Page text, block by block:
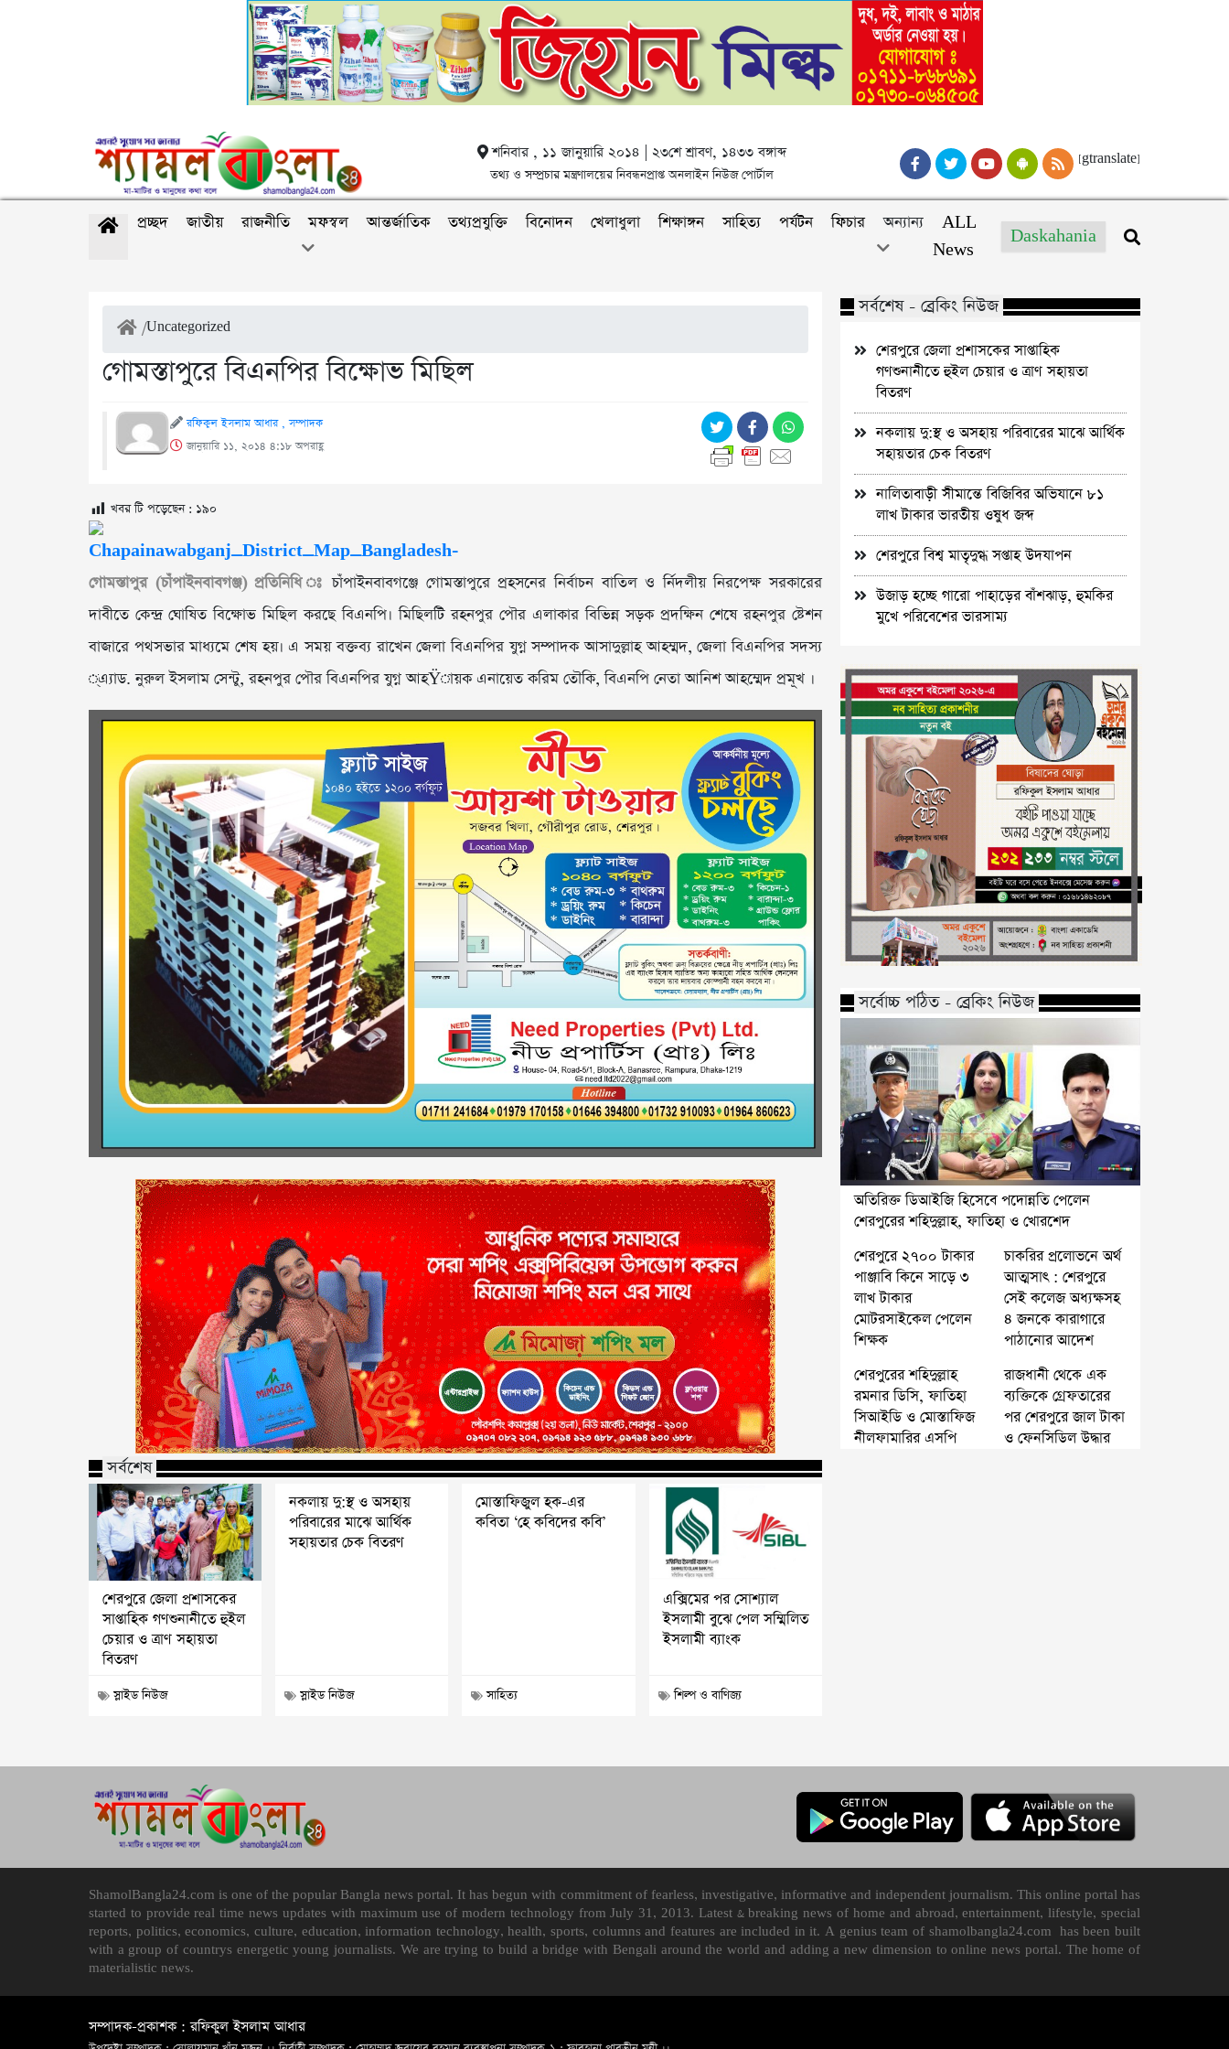
শনিবার , ১১ জানুয়ারি ২০১৪ | ২৩শে শ্রাবণ, ১৪৩৩ বঙ্গাব্দ
তথ্য ও সম্প্রচার মন্ত্রণালয়ের নিবন্ধনপ্রাপ্ত অনলাইন নিউজ পোর্টাল
[gtranslate]
প্রচ্ছদ জাতীয় রাজনীতি মফস্বল আন্তর্জাতিক তথ্যপ্রযুক্তি বিনোদন খেলাধুলা শিক্ষাঙ্গন সাহিত্য পর্যটন ফিচার অন্যান্য
ALL
News
Daskahania
/Uncategorized
গোমস্তাপুরে বিএনপির বিক্ষোভ মিছিল
রফিকুল ইসলাম আধার , সম্পাদক
জানুয়ারি ১১, ২০১৪ ৪:১৮ অপরাহ্ণ
খবর টি পড়েছেন : ১৯০
গোমস্তাপুর (চাঁপাইনবাবগঞ্জ) প্রতিনিধি ঃ চাঁপাইনবাবগঞ্জে গোমস্তাপুরে প্রহসনের নির্বাচন বাতিল ও র্নিদলীয় নিরপেক্ষ সরকারের
দাবীতে কেন্দ্র ঘোষিত বিক্ষোভ মিছিল করছে বিএনপি। মিছিলটি রহনপুর পৌর এলাকার বিভিন্ন সড়ক প্রদক্ষিন শেষে রহনপুর ষ্টেশন
বাজারে পথসভার মাধ্যমে শেষ হয়। এ সময় বক্তব্য রাখেন জেলা বিএনপির যুগ্ন সম্পাদক আসাদুল্লাহ আহম্মদ, জেলা বিএনপির সদস্য
্এ্যাড. নুরুল ইসলাম সেন্টু, রহনপুর পৌর বিএনপির যুগ্ন আহŸায়ক এনায়েত করিম তৌকি, বিএনপি নেতা আনিশ আহম্মেদ প্রমূখ ।
সর্বশেষ
শেরপুরে জেলা প্রশাসকের
সাপ্তাহিক গণশুনানীতে হুইল
চেয়ার ও ত্রাণ সহায়তা
বিতরণ
স্লাইড নিউজ
নকলায় দু:স্থ ও অসহায়
পরিবারের মাঝে আর্থিক
সহায়তার চেক বিতরণ
স্লাইড নিউজ
মোস্তাফিজুল হক-এর
কবিতা ‘হে কবিদের কবি’
সাহিত্য
এক্সিমের পর সোশ্যাল
ইসলামী বুঝে পেল সম্মিলিত
ইসলামী ব্যাংক
শিল্প ও বাণিজ্য
সর্বশেষ - ব্রেকিং নিউজ
শেরপুরে জেলা প্রশাসকের সাপ্তাহিক
গণশুনানীতে হুইল চেয়ার ও ত্রাণ সহায়তা
বিতরণ
নকলায় দু:স্থ ও অসহায় পরিবারের মাঝে আর্থিক
সহায়তার চেক বিতরণ
নালিতাবাড়ী সীমান্তে বিজিবির অভিযানে ৮১
লাখ টাকার ভারতীয় ওষুধ জব্দ
শেরপুরে বিশ্ব মাতৃদুগ্ধ সপ্তাহ উদযাপন
উজাড় হচ্ছে গারো পাহাড়ের বাঁশঝাড়, হুমকির
মুখে পরিবেশের ভারসাম্য
সর্বোচ্চ পঠিত - ব্রেকিং নিউজ
অতিরিক্ত ডিআইজি হিসেবে পদোন্নতি পেলেন
শেরপুরের শহিদুল্লাহ, ফাতিহা ও খোরশেদ
শেরপুরে ২৭০০ টাকার
পাঞ্জাবি কিনে সাড়ে ৩
লাখ টাকার
মোটরসাইকেল পেলেন
শিক্ষক
চাকরির প্রলোভনে অর্থ
আত্মসাৎ : শেরপুরে
সেই কলেজ অধ্যক্ষসহ
৪ জনকে কারাগারে
পাঠানোর আদেশ
শেরপুরের শহিদুল্লাহ
রমনার ডিসি, ফাতিহা
সিআইডি ও মোস্তাফিজ
নীলফামারির এসপি
রাজধানী থেকে এক
ব্যক্তিকে গ্রেফতারের
পর শেরপুরে জাল টাকা
ও ফেনসিডিল উদ্ধার
ShamolBangla24.com is one of the popular Bangla news portal. It has begun with commitment of fearless, investigative, informative and independent journalism. This online portal has
started to provide real time news updates with maximum use of modern technology from July 31, 2013. Latest & breaking news of home and abroad, entertainment, lifestyle, special
reports, politics, economics, culture, education, information technology, health, sports, columns and features are included in it. A genius team of shamolbangla24.com has been built
with a group of countrys energetic young journalists. We are trying to build a bridge with Bengali around the world and adding a new dimension to online news portal. The home of
materialistic news.
সম্পাদক-প্রকাশক : রফিকুল ইসলাম আধার